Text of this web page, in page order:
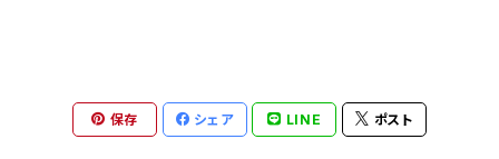
保存 シェア LINE ポスト